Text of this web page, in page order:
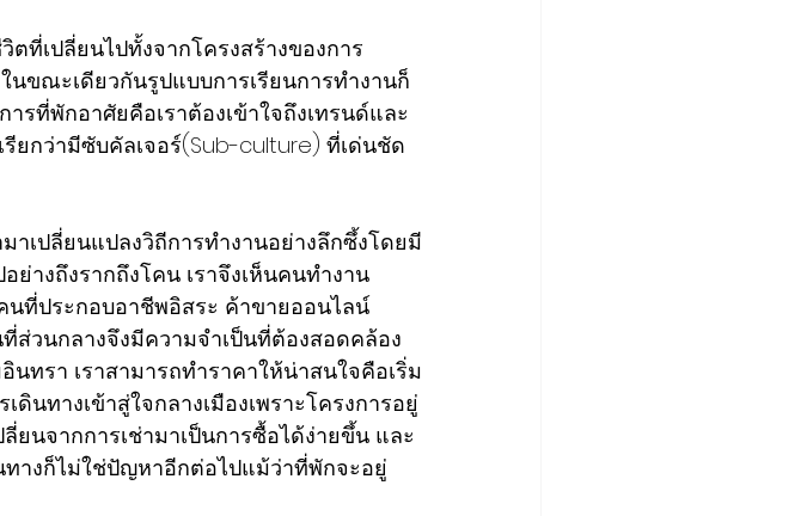
ที่เปลี่ยนไปทั้งจากโครงสร้างของการ
ขณะเดียวกันรูปแบบการเรียนการทำงานก็
รที่พักอาศัยคือเราต้องเข้าใจถึงเทรนด์และ
ยกว่ามีซับคัลเจอร์(Sub-culture) ที่เด่นชัด
มาเปลี่ยนแปลงวิถีการทำงานอย่างลึกซึ้งโดยมี
างถึงรากถึงโคน เราจึงเห็นคนทำงาน
ที่ประกอบอาชีพอิสระ ค้าขายออนไลน์
ส่วนกลางจึงมีความจำเป็นที่ต้องสอดคล้อง
ทรา เราสามารถทำราคาให้น่าสนใจคือเริ่ม
นทางเข้าสู่ใจกลางเมืองเพราะโครงการอยู่
นจากการเช่ามาเป็นการซื้อได้ง่ายขึ้น และ
ทางก็ไม่ใช่ปัญหาอีกต่อไปแม้ว่าที่พักจะอยู่